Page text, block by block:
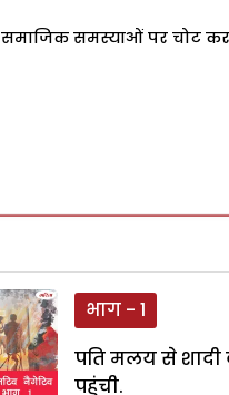
समाजिक समस्याओं पर चोट
भाग - 1
पति मलय से शादी
पहुंची.